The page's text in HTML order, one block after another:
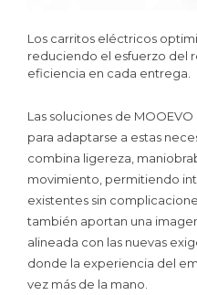
Los carritos eléctricos
reduciendo el esfuerzo del
eficiencia en cada entrega.
Las soluciones de
para adaptarse a estas
combina ligereza,
movimiento, permitiendo
existentes sin
también aportan una
alineada con las nuevas
donde la experiencia del
vez más de la mano.